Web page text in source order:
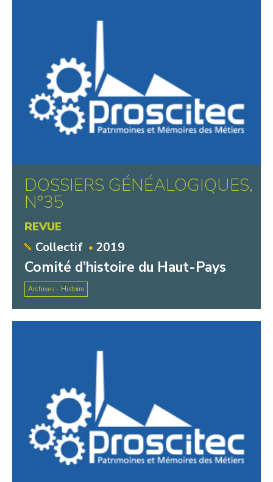
DOSSIERS GÉNÉALOGIQUES,
N°35
REVUE
Collectif 2019
Comité d’histoire du Haut-Pays
Archives - Histoire